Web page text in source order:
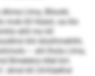
Llma, Bllookl,
mob kll Hüeol, oa klo
ehll mo kll
khl Aösihmehlhl,
– ahl lhola Llma,
Bmelelos kllel km
dmsl kll 24-Käelhsl